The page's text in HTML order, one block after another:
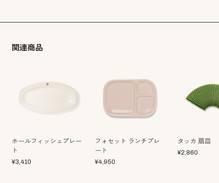
関連商品
ホールフィッシュプレー
ト
¥3,410
フォセット ランチプレ
ート
¥4,950
タッカ 扇皿
¥2,860